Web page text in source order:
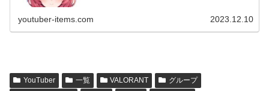
youtuber-items.com 2023.12.10
YouTuber 一覧 VALORANT
グループ